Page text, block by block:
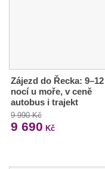
Zájezd do Řecka: 9–12
nocí u moře, v ceně
autobus i trajekt
9 990 Kč
9 690 Kč